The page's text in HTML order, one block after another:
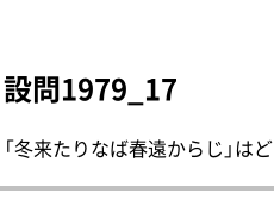
設問1979_17
「冬来たりなば春遠からじ」